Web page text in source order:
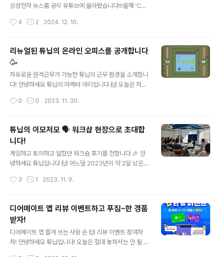
삼성전자 뉴스룸 공식 유튜브에 올라왔습니다!!!올해 'C랩
다.이렇게 영상으로까지 만들어주신 덕분에 두고두고 잊지
▼ ▼ ▼ ▼ ▼ ▼ ▼ ▼ ▼ ▼ ▼ ▼ ▼ ▼ ▼ ▼
▼ 여기가 이제 우리 집! 스타트업 맛집 'C랩 아웃사이
드'에 입성합니다 | C랩 아웃사이드 EP.1 멈추면 쓰러진
다!! 스타트업의 새로운 성장전략 찾기 대작전 | C랩 아웃
사이드 EP.3 “이게 되네요”… 끝내 눈물 흘린 스타트업 대
4 2 2024. 12. 10.
리뉴얼된 튜닙의 온라인 오피스를 공개합니다
🥳
자유로운 원격근무가 가능한 튜닙의 근무 환경을 소개합니
다! 안녕하세요 튜닙의 마케터 아리입니다 🙌 오늘은 저와
께 업무공간부터 회의실까지 차근차근 살펴볼까요? ✅ 어
입장일 때 태어나게 되는 웰컴 공간이에요! 이전 게더타운
의 시그니처가 튜닙로고와 분수대였다면 개편된 게더타운
에서는 작은 호수, 게더타운을 안내하는 인포 데스크를 만
날 수 있어요 👏 ✅ 어두운 우드 색상에서 밝은 아이보리
컬러로! 이전의 튜닙 오피스가 어둡고 쨍한 컬러의 무드였
었어요 😊 바뀐 색감이 더 모던하고 따뜻한 느낌이 드는 건
0 0 2023. 11. 30.
튜닙의 이모저모 🗣️ 워크샵 현장으로 초대합
니다!
게임하고 토의하고 알찼던 워크숍 후기를 전합니다 🎉 안
녕하세요 튜닙입니다 🙌 어느덧 2023년이 약 2달 남은걸
해를 그냥 보낼 수 없어 튜닙은 매달 진행하는 튜키타카를
다 보니 일 외적으로 오프라인에서 대화를 나눌 시간이 충
분하지 않아요 그래서 모든 팀을 랜덤 하게 섞어 1조부터 4
조로 나누었고 게임을 진행했어요! 치열한 경쟁에서 살아
남아 상품을 갖게 된 팀은 바로~ 3조 축하합니다 👏👏👏
3 1 2023. 11. 9.
디어메이트 앱 리뷰 이벤트하고 푸짐~한 경품
받자!
디어메이트 앱 즐겨 쓰는 사람 손 🙌 리뷰 이벤트 참여하
자! 안녕하세요 튜닙입니다! 오늘은 절대 놓쳐서는 안 될 이